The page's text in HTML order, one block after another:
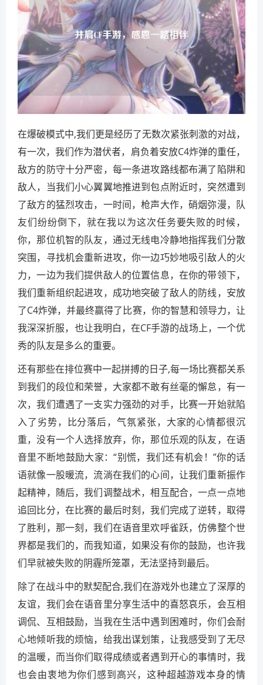
在爆破模式中,我们更是经历了无数次紧张刺激的对战，
有一次，我们作为潜伏者，肩负着安放C4炸弹的重任，
敌方的防守十分严密，每一条进攻路线都布满了陷阱和
敌人，当我们小心翼翼地推进到包点附近时，突然遭到
了敌方的猛烈攻击，一时间，枪声大作，硝烟弥漫，队
友们纷纷倒下，就在我以为这次任务要失败的时候，
你，那位机智的队友，通过无线电冷静地指挥我们分散
突围，寻找机会重新进攻，你一边巧妙地吸引敌人的火
力，一边为我们提供敌人的位置信息，在你的带领下，
我们重新组织起进攻，成功地突破了敌人的防线，安放
了C4炸弹，并最终赢得了比赛，你的智慧和领导力，让
我深深折服，也让我明白，在CF手游的战场上，一个优
秀的队友是多么的重要。
还有那些在排位赛中一起拼搏的日子,每一场比赛都关系
到我们的段位和荣誉，大家都不敢有丝毫的懈怠，有一
次，我们遭遇了一支实力强劲的对手，比赛一开始就陷
入了劣势，比分落后，气氛紧张，大家的心情都很沉
重，没有一个人选择放弃，你，那位乐观的队友，在语
音里不断地鼓励大家：“别慌，我们还有机会！”你的话
语就像一股暖流，流淌在我们的心间，让我们重新振作
起精神，随后，我们调整战术，相互配合，一点一点地
追回比分，在比赛的最后时刻，我们完成了逆转，取得
了胜利，那一刻，我们在语音里欢呼雀跃，仿佛整个世
界都是我们的，而我知道，如果没有你的鼓励，也许我
们早就被失败的阴霾所笼罩，无法坚持到最后。
除了在战斗中的默契配合,我们在游戏外也建立了深厚的
友谊，我们会在语音里分享生活中的喜怒哀乐，会互相
调侃、互相鼓励，当我在生活中遇到困难时，你们会耐
心地倾听我的烦恼，给我出谋划策，让我感受到了无尽
的温暖，而当你们取得成绩或者遇到开心的事情时，我
也会由衷地为你们感到高兴，这种超越游戏本身的情